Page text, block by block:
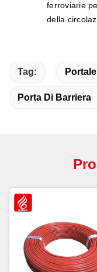
ferroviarie
della
Tag:
Porta Di Barriera